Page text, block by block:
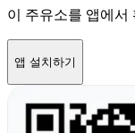
이 주유소를 앱에서
앱 설치하기